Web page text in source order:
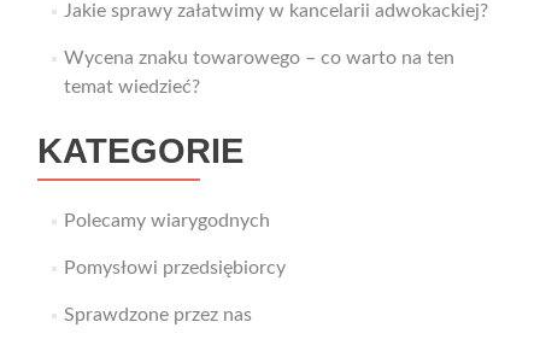
Jakie sprawy załatwimy w kancelarii adwokackiej?
Wycena znaku towarowego – co warto na ten
temat wiedzieć?
KATEGORIE
Polecamy wiarygodnych
Pomysłowi przedsiębiorcy
Sprawdzone przez nas